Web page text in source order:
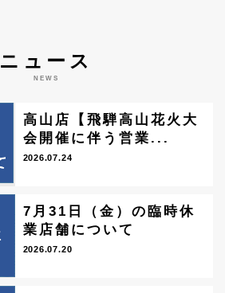
ニュース
NEWS
高山店【飛騨高山花火大
会開催に伴う営業...
2026.07.24
7月31日（金）の臨時休
業店舗について
2026.07.20